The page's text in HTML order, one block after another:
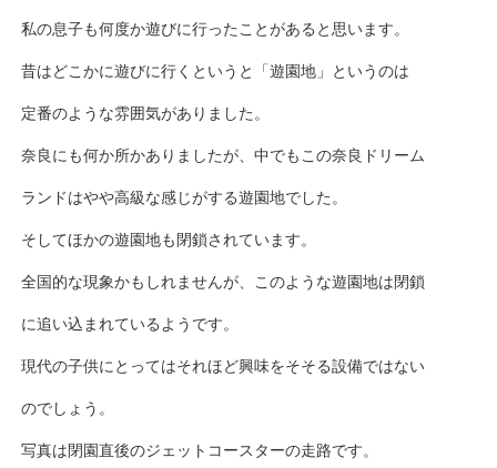
私の息子も何度か遊びに行ったことがあると思います。
昔はどこかに遊びに行くというと「遊園地」というのは
定番のような雰囲気がありました。
奈良にも何か所かありましたが、中でもこの奈良ドリーム
ランドはやや高級な感じがする遊園地でした。
そしてほかの遊園地も閉鎖されています。
全国的な現象かもしれませんが、このような遊園地は閉鎖
に追い込まれているようです。
現代の子供にとってはそれほど興味をそそる設備ではない
のでしょう。
写真は閉園直後のジェットコースターの走路です。